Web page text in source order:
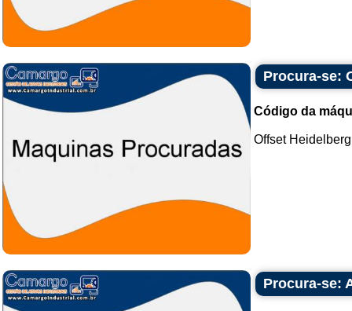
Procura-se:
Código da
Offset
Procura-se: